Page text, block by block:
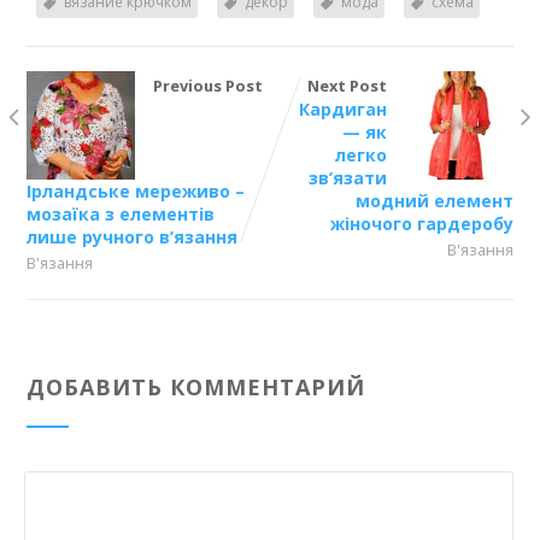
Previous Post
Ірландське мереживо –
мозаїка з елементів
лише ручного в’язання
В'язання
Next Post
Кардиган
— як
легко
зв’язати
модний елемент
жіночого гардеробу
В'язання
ДОБАВИТЬ КОММЕНТАРИЙ